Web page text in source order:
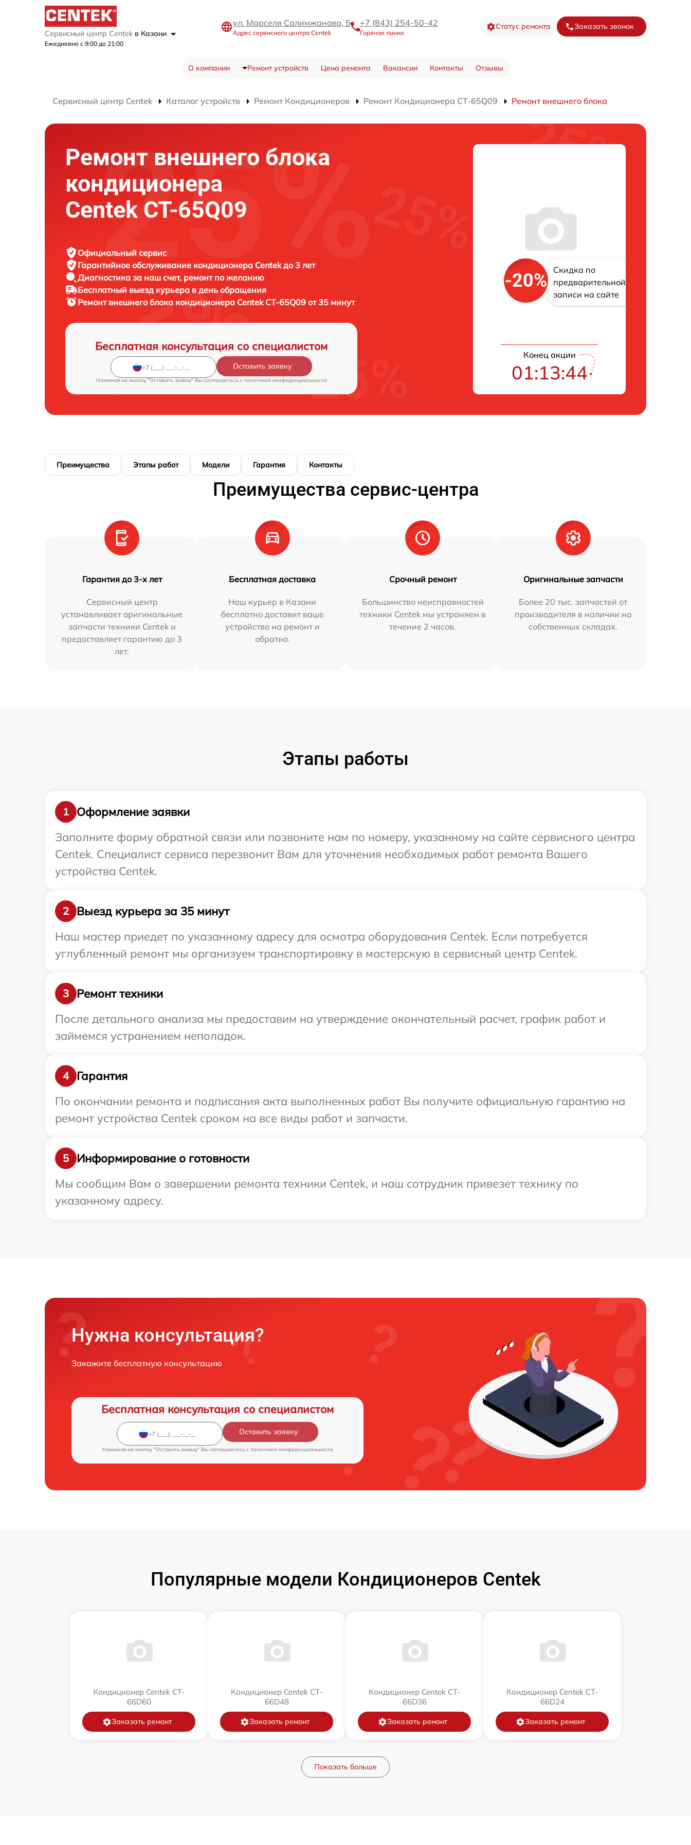
Сервисный центр Centek в Казани
Ежедневно с 9:00 до 21:00
ул. Марселя Салимжанова, 5
Адрес сервисного центра Centek
+7 (843) 254-50-42
Горячая линия
Статус ремонта Заказать звонок
О компании Ремонт устройств Цена ремонта Вакансии Контакты Отзывы
Сервисный центр Centek Каталог устройств Ремонт Кондиционеров Ремонт Кондиционера CT-65Q09 Ремонт внешнего блока
Ремонт внешнего блока
кондиционера
Centek CT-65Q09
Официальный сервис
Гарантийное обслуживание кондиционера Centek до 3 лет
Диагностика за наш счет, ремонт по желанию
Бесплатный выезд курьера в день обращения
Ремонт внешнего блока кондиционера Centek CT-65Q09 от 35 минут
Бесплатная консультация со специалистом
Оставить заявку
Нажимая на кнопку "Оставить заявку" Вы соглашаетесь c политикой конфиденциальности
-20%
Скидка по
предварительной
записи на сайте
Конец акции
01:13:43
Преимущества Этапы работ Модели Гарантия Контакты
Преимущества сервис-центра
Гарантия до 3-х лет
Сервисный центр
устанавливает оригинальные
запчасти техники Centek и
предоставляет гарантию до 3
лет.
Бесплатная доставка
Наш курьер в Казани
бесплатно доставит ваше
устройство на ремонт и
обратно.
Срочный ремонт
Большинство неисправностей
техники Centek мы устраняем в
течение 2 часов.
Оригинальные запчасти
Более 20 тыс. запчастей от
производителя в наличии на
собственных складах.
Этапы работы
1
Оформление заявки
Заполните форму обратной связи или позвоните нам по номеру, указанному на сайте сервисного центра
Centek. Специалист сервиса перезвонит Вам для уточнения необходимых работ ремонта Вашего
устройства Centek.
2
Выезд курьера за 35 минут
Наш мастер приедет по указанному адресу для осмотра оборудования Centek. Если потребуется
углубленный ремонт мы организуем транспортировку в мастерскую в сервисный центр Centek.
3
Ремонт техники
После детального анализа мы предоставим на утверждение окончательный расчет, график работ и
займемся устранением неполадок.
4
Гарантия
По окончании ремонта и подписания акта выполненных работ Вы получите официальную гарантию на
ремонт устройства Centek сроком на все виды работ и запчасти.
5
Информирование о готовности
Мы сообщим Вам о завершении ремонта техники Centek, и наш сотрудник привезет технику по
указанному адресу.
Нужна консультация?
Закажите бесплатную консультацию
Бесплатная консультация со специалистом
Оставить заявку
Нажимая на кнопку "Оставить заявку" Вы соглашаетесь c политикой конфиденциальности
Популярные модели Кондиционеров Centek
Кондиционер Centek CT-
66D60
Заказать ремонт
Кондиционер Centek CT-
66D48
Заказать ремонт
Кондиционер Centek CT-
66D36
Заказать ремонт
Кондиционер Centek CT-
66D24
Заказать ремонт
Показать больше